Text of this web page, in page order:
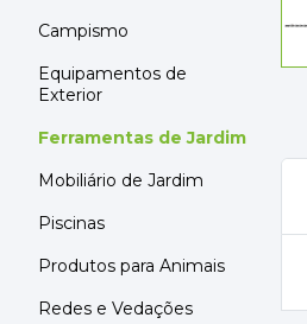
Campismo
Equipamentos de
Exterior
Ferramentas de Jardim
Mobiliário de Jardim
Piscinas
Produtos para Animais
Redes e Vedações